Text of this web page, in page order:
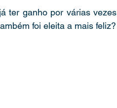
ter ganho por várias
foi eleita a mais feliz?